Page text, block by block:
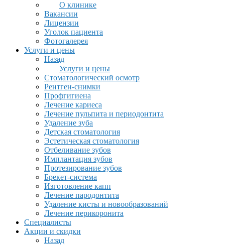
О клинике
Вакансии
Лицензии
Уголок пациента
Фотогалерея
Услуги и цены
Назад
Услуги и цены
Стоматологический осмотр
Рентген-снимки
Профгигиена
Лечение кариеса
Лечение пульпита и периодонтита
Удаление зуба
Детская стоматология
Эстетическая стоматология
Отбеливание зубов
Имплантация зубов
Протезирование зубов
Брекет-система
Изготовление капп
Лечение пародонтита
Удаление кисты и новообразований
Лечение перикоронита
Специалисты
Акции и скидки
Назад